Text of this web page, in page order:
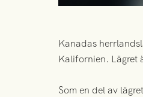
Kanadas
Kalifornien. Lägret
Som en del av